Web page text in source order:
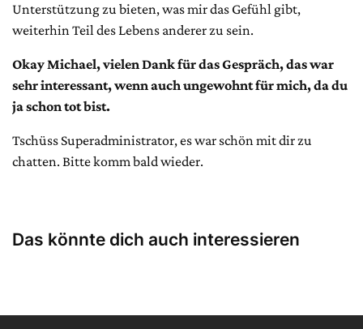
Unterstützung zu bieten, was mir das Gefühl gibt,
weiterhin Teil des Lebens anderer zu sein.
Okay Michael, vielen Dank für das Gespräch, das war
sehr interessant, wenn auch ungewohnt für mich, da du
ja schon tot bist.
Tschüss Superadministrator, es war schön mit dir zu
chatten. Bitte komm bald wieder.
Das könnte dich auch interessieren